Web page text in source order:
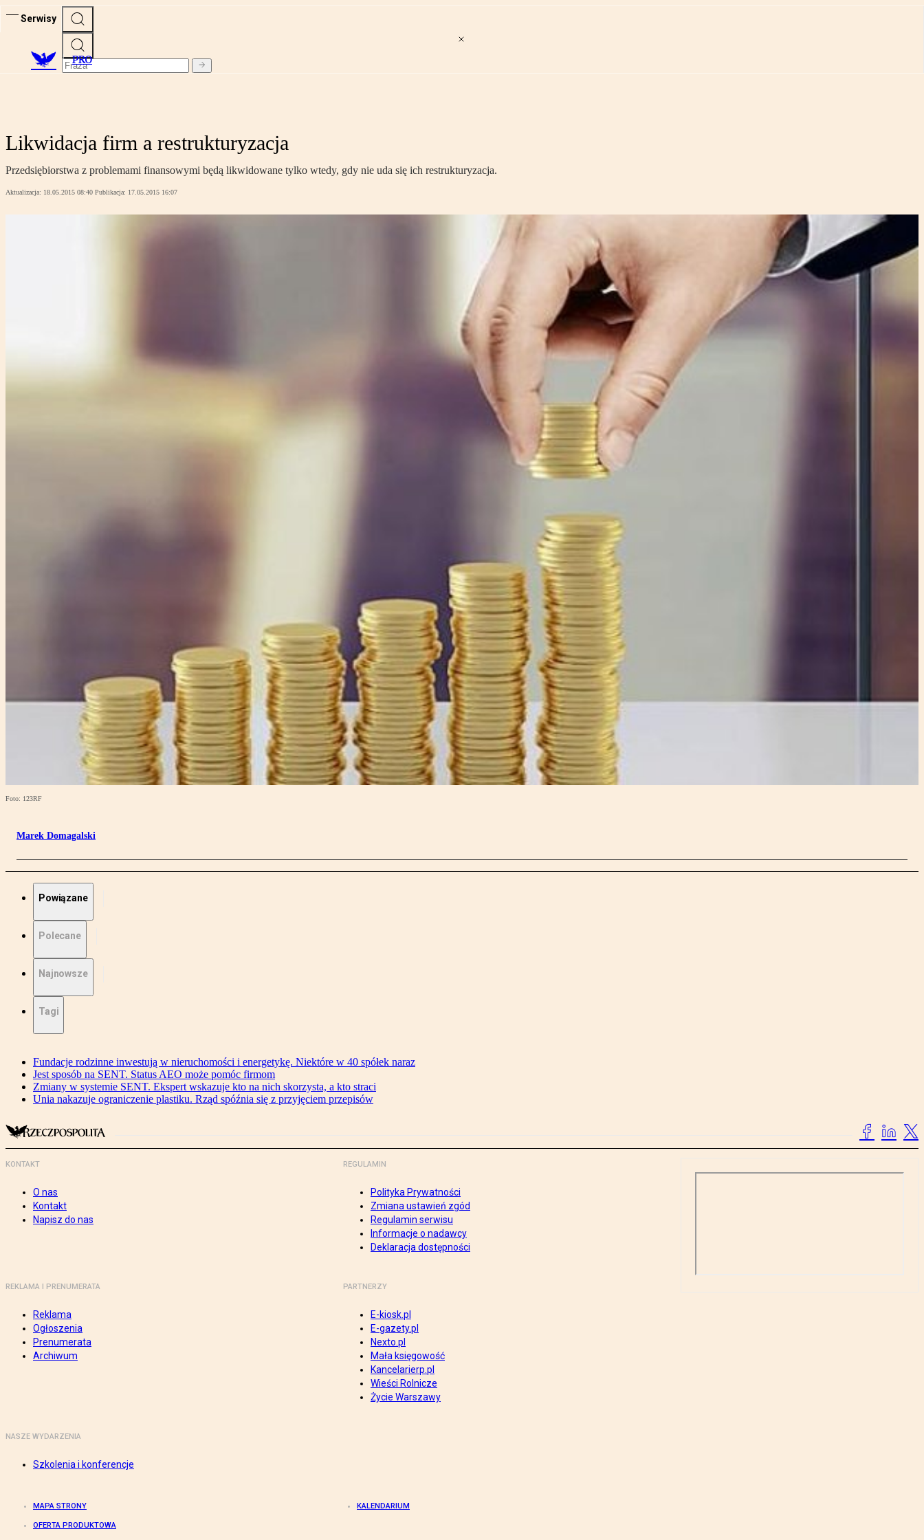
Serwisy
PRO
Likwidacja firm a restrukturyzacja
Przedsiębiorstwa z problemami finansowymi będą likwidowane tylko wtedy, gdy nie uda się ich restrukturyzacja.
Aktualizacja: 18.05.2015 08:40 Publikacja: 17.05.2015 16:07
Foto: 123RF
Marek Domagalski
Powiązane
Polecane
Najnowsze
Tagi
Fundacje rodzinne inwestują w nieruchomości i energetykę. Niektóre w 40 spółek naraz
Jest sposób na SENT. Status AEO może pomóc firmom
Zmiany w systemie SENT. Ekspert wskazuje kto na nich skorzysta, a kto straci
Unia nakazuje ograniczenie plastiku. Rząd spóźnia się z przyjęciem przepisów
KONTAKT
O nas
Kontakt
Napisz do nas
REGULAMIN
Polityka Prywatności
Zmiana ustawień zgód
Regulamin serwisu
Informacje o nadawcy
Deklaracja dostępności
REKLAMA I PRENUMERATA
Reklama
Ogłoszenia
Prenumerata
Archiwum
PARTNERZY
E-kiosk.pl
E-gazety.pl
Nexto.pl
Mała księgowość
Kancelarierp.pl
Wieści Rolnicze
Życie Warszawy
NASZE WYDARZENIA
Szkolenia i konferencje
MAPA STRONY KALENDARIUM
OFERTA PRODUKTOWA